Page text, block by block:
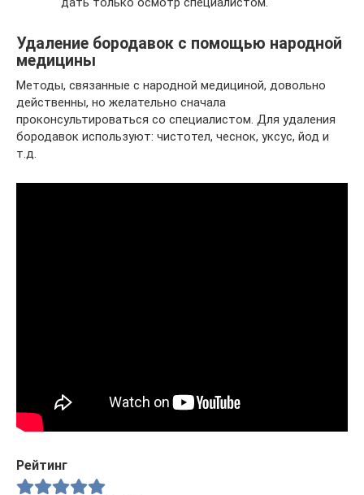
Удаление бородавок с помощью народной
медицины
Методы, связанные с народной медициной, довольно
действенны, но желательно сначала
проконсультироваться со специалистом. Для удаления
бородавок используют: чистотел, чеснок, уксус, йод и
т.д.
Рейтинг